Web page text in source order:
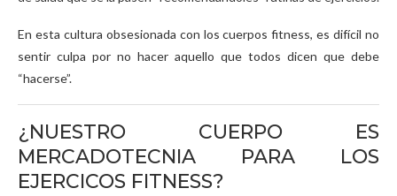
En esta cultura obsesionada con los cuerpos fitness, es difícil no
sentir culpa por no hacer aquello que todos dicen que debe
“hacerse”.
¿NUESTRO CUERPO ES
MERCADOTECNIA PARA LOS
EJERCICOS FITNESS?